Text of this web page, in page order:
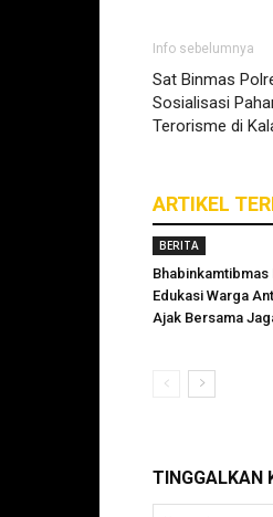
Info sebelumnya
Sat Binmas
Sosialisasi
Terorisme di
ARTIKEL
BERITA
Edukasi Warga
Ajak Bersama
TINGGALKAN